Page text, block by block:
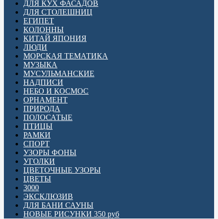
ДЛЯ КУХ ФАСАДОВ
ДЛЯ СТОЛЕШНИЦ
ЕГИПЕТ
КОЛОННЫ
КИТАЙ ЯПОНИЯ
ЛЮДИ
МОРСКАЯ ТЕМАТИКА
МУЗЫКА
МУСУЛЬМАНСКИЕ
НАДПИСИ
НЕБО И КОСМОС
ОРНАМЕНТ
ПРИРОДА
ПОЛОСАТЫЕ
ПТИЦЫ
РАМКИ
СПОРТ
УЗОРЫ ФОНЫ
УГОЛКИ
ЦВЕТОЧНЫЕ УЗОРЫ
ЦВЕТЫ
3000
ЭКСКЛЮЗИВ
ДЛЯ БАНИ САУНЫ
НОВЫЕ РИСУНКИ 350 руб